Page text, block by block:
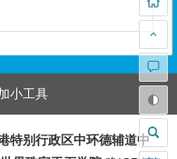
小工具
别行政区中环德辅道中